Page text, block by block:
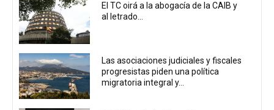
El TC oirá a la abogacía de la CAIB y
al letrado...
Las asociaciones judiciales y fiscales
progresistas piden una política
migratoria integral y...